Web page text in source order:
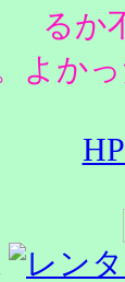
るか
よか